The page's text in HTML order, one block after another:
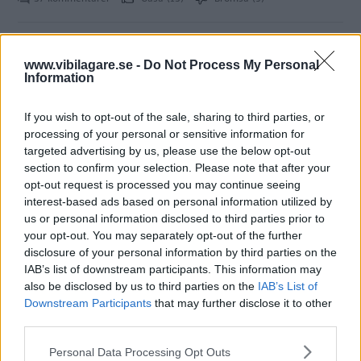
www.vibilagare.se - Do Not Process My Personal
Information
If you wish to opt-out of the sale, sharing to third parties, or
processing of your personal or sensitive information for
targeted advertising by us, please use the below opt-out
section to confirm your selection. Please note that after your
opt-out request is processed you may continue seeing
interest-based ads based on personal information utilized by
us or personal information disclosed to third parties prior to
your opt-out. You may separately opt-out of the further
disclosure of your personal information by third parties on the
IAB’s list of downstream participants. This information may
also be disclosed by us to third parties on the IAB’s List of
Downstream Participants that may further disclose it to other
Please note that this website/app uses one or more Google
Personal Data Processing Opt Outs
Volkswagen Golf R
PROVKÖRNING 7 mars 2014
Bokstaven R står för den
snabbaste Golf som VW-fabriken någonsin gjort. Med 300
hästar, fyrhjulsdrift och antisladdsystem som kan stängas
av är den perfekt för isdans.
15 kommentarer Gasa (9) Bromsa (8)
Biltest: Mazda3,
Peugeot 308,
Volkswagen Golf (2013)
besegrat alla uppstickare, men nu kommer två konkurrenter